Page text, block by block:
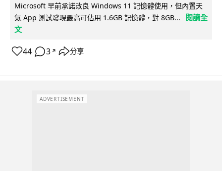
Microsoft 早前承諾改良 Windows 11 記憶體使用，但內置天
氣 App 測試發現最高可佔用 1.6GB 記憶體，對 8GB...
閱讀全
文
44 3 ↗ 分享
ADVERTISEMENT